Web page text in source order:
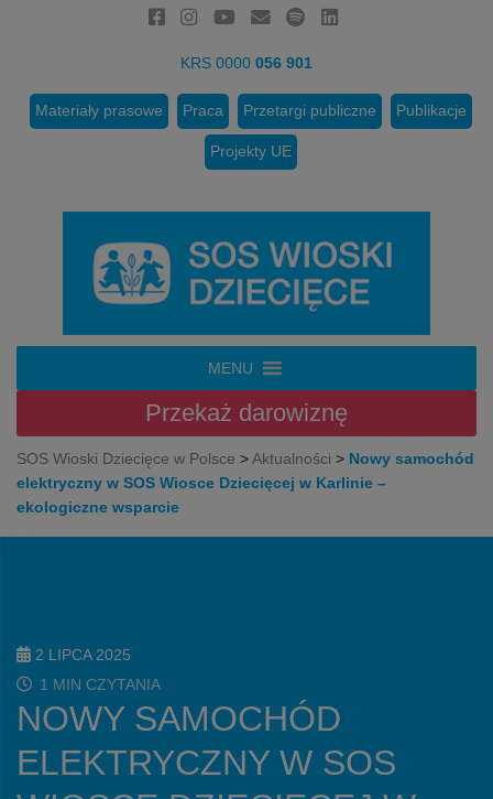
KRS 0000 056 901
Materiały prasowe Praca Przetargi publiczne Publikacje
Projekty UE
MENU
Przekaż darowiznę
SOS Wioski Dziecięce w Polsce >Aktualności > Nowy samochód
elektryczny w SOS Wiosce Dziecięcej w Karlinie –
ekologiczne wsparcie
2 LIPCA 2025
1 MIN CZYTANIA
NOWY SAMOCHÓD
ELEKTRYCZNY W SOS